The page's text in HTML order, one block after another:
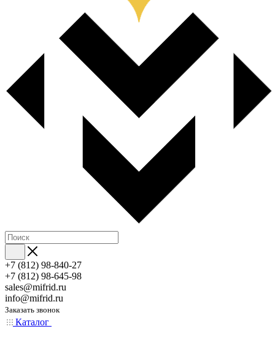
+7 (812) 98-840-27
+7 (812) 98-645-98
sales@mifrid.ru
info@mifrid.ru
Заказать звонок
Каталог